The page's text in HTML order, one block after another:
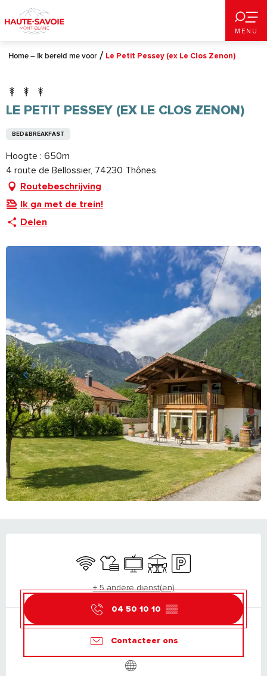
au
contenu
principal
MENU
Home – Ik bereid me voor Le Petit Pessey (ex Le Clos Zenon)
LE PETIT PESSEY (EX LE CLOS ZENON)
BED&BREAKFAST
Hoogte : 650m
4 route de Bellossier, 74230 Thônes
Routebeschrijving
Ik ga met de trein!
Delen
Wifi Lakens en linnengoed
TelevisieTerras Parkeerplaats
+ 5 andere dienst(en)
04 50 10 10 ▒▒
Contacteer ons